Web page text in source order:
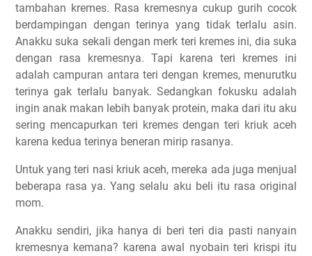
tambahan kremes. Rasa kremesnya cukup gurih cocok
berdampingan dengan terinya yang tidak terlalu asin.
Anakku suka sekali dengan merk teri kremes ini, dia suka
dengan rasa kremesnya. Tapi karena teri kremes ini
adalah campuran antara teri dengan kremes, menurutku
terinya gak terlalu banyak. Sedangkan fokusku adalah
ingin anak makan lebih banyak protein, maka dari itu aku
sering mencapurkan teri kremes dengan teri kriuk aceh
karena kedua terinya beneran mirip rasanya.
Untuk yang teri nasi kriuk aceh, mereka ada juga menjual
beberapa rasa ya. Yang selalu aku beli itu rasa original
mom.
Anakku sendiri, jika hanya di beri teri dia pasti nanyain
kremesnya kemana? karena awal nyobain teri krispi itu